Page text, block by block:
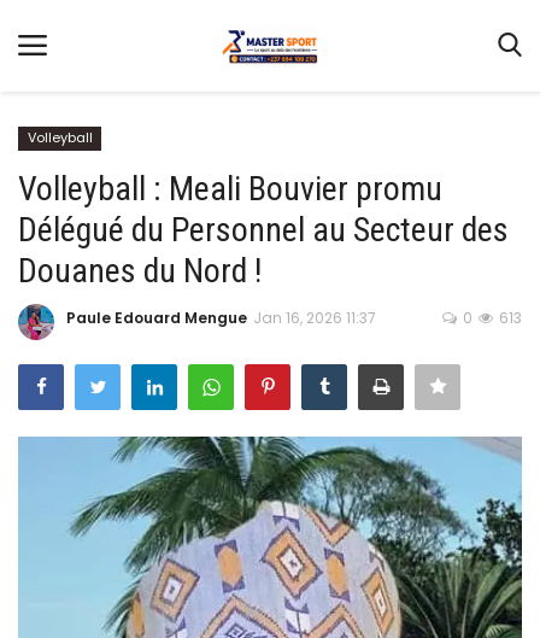
Home
Contact
Football
Gallery
Terms & Conditions
Athlétisme
Sports
CAN FÉMININE
LDC/ COUPE CAF
CAN TOTALENERGIES
Volleyball
Volleyball : Meali Bouvier promu
Délégué du Personnel au Secteur des
Douanes du Nord !
Paule Edouard Mengue Jan 16, 2026 11:37 613
0